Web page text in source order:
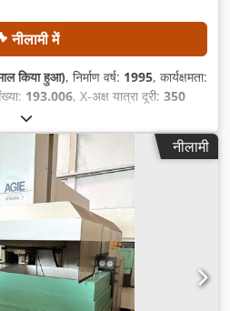
नीलामी में
किया हुआ), निर्माण वर्ष: 1995, कार्यक्षमता:
193.006, X-अक्ष यात्रा दूरी: 350
, Z-अक्ष की यात्रा दूरी:
मॉडल:AGIEVISION / AGIE
नीलामी